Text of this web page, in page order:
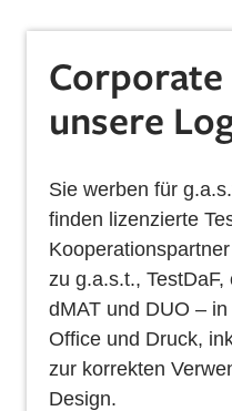
Corporate
unsere
Sie werben für
finden lizenzierte
zu g.a.s.t., TestDaF,
dMAT und DUO –
Office und Druck,
zur korrekten
Design.